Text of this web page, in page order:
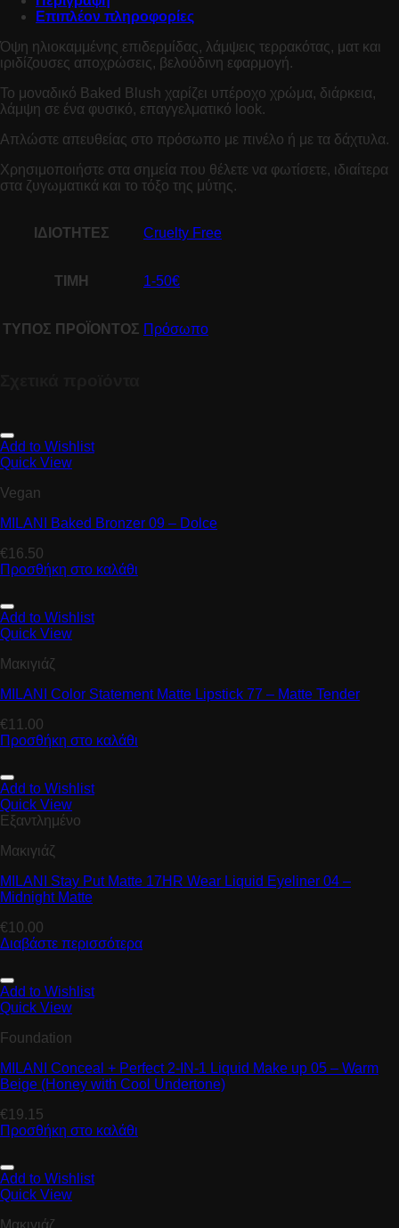
Επιπλέον πληροφορίες
Όψη ηλιοκαμμένης επιδερμίδας, λάμψεις τερρακότας, ματ και
ιριδίζουσες αποχρώσεις, βελούδινη εφαρμογή.
Το μοναδικό Baked Blush χαρίζει υπέροχο χρώμα, διάρκεια,
λάμψη σε ένα φυσικό, επαγγελματικό look.
Απλώστε απευθείας στο πρόσωπο με πινέλο ή με τα δάχτυλα.
Χρησιμοποιήστε στα σημεία που θέλετε να φωτίσετε, ιδιαίτερα
στα ζυγωματικά και το τόξο της μύτης.
ΙΔΙΟΤΗΤΕΣ Cruelty Free
ΤΙΜΗ 1-50€
ΤΥΠΟΣ ΠΡΟΪΟΝΤΟΣ Πρόσωπο
Add to Wishlist
Quick View
Vegan
MILANI Baked Bronzer 09 – Dolce
€16.50
Προσθήκη στο καλάθι
Add to Wishlist
Quick View
Μακιγιάζ
MILANI Color Statement Matte Lipstick 77 – Matte Tender
€11.00
Προσθήκη στο καλάθι
Add to Wishlist
Quick View
Εξαντλημένο
Μακιγιάζ
MILANI Stay Put Matte 17HR Wear Liquid Eyeliner 04 –
Midnight Matte
€10.00
Διαβάστε περισσότερα
Add to Wishlist
Quick View
Foundation
MILANI Conceal + Perfect 2-IN-1 Liquid Make up 05 – Warm
Beige (Honey with Cool Undertone)
€19.15
Προσθήκη στο καλάθι
Add to Wishlist
Quick View